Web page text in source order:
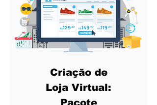
Criação de
Loja Virtual:
Pacote